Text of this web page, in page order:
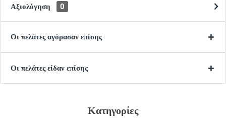
Αξιολόγηση 0
Οι πελάτες αγόρασαν επίσης
Οι πελάτες είδαν επίσης
Κατηγορίες